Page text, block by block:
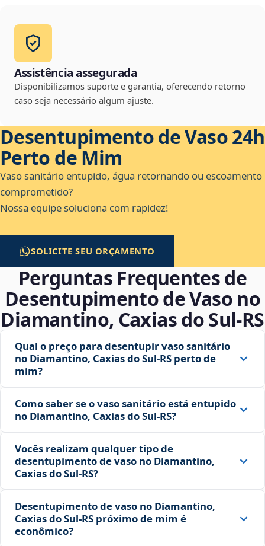
Assistência assegurada
Disponibilizamos suporte e garantia, oferecendo retorno
caso seja necessário algum ajuste.
Desentupimento de Vaso 24h
Perto de Mim
Vaso sanitário entupido, água retornando ou escoamento
comprometido?
Nossa equipe soluciona com rapidez!
SOLICITE SEU ORÇAMENTO
Perguntas Frequentes de
Desentupimento de Vaso no
Diamantino, Caxias do Sul‑RS
Qual o preço para desentupir vaso sanitário
no Diamantino, Caxias do Sul‑RS perto de
mim?
Como saber se o vaso sanitário está entupido
no Diamantino, Caxias do Sul‑RS?
Vocês realizam qualquer tipo de
desentupimento de vaso no Diamantino,
Caxias do Sul‑RS?
Desentupimento de vaso no Diamantino,
Caxias do Sul‑RS próximo de mim é
econômico?